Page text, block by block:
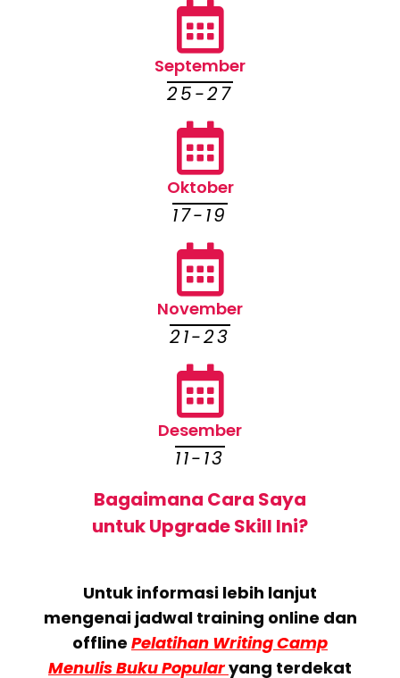
September
25-27
Oktober
17-19
November
21-23
Desember
11-13
Bagaimana Cara Saya
untuk Upgrade Skill Ini?
Untuk informasi lebih lanjut
mengenai jadwal training online dan
offline Pelatihan Writing Camp
Menulis Buku Popularyang terdekat